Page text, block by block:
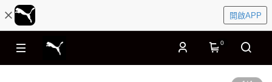
開啟APP
0